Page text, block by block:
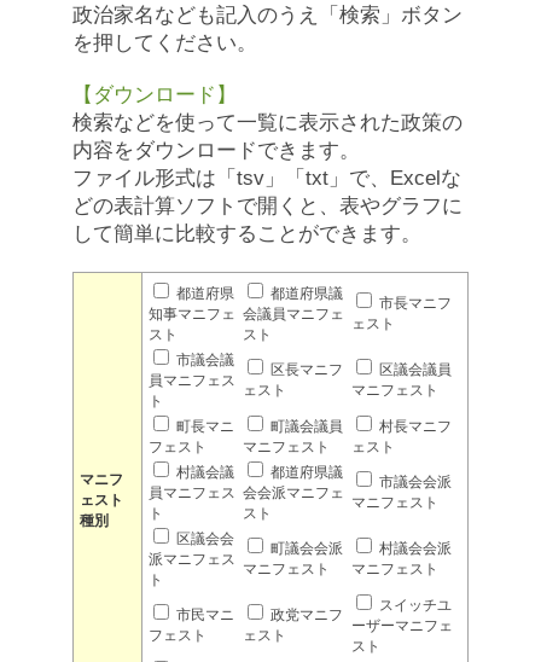
政治家名なども記入のうえ「検索」ボタン
を押してください。
【ダウンロード】
検索などを使って一覧に表示された政策の
内容をダウンロードできます。
ファイル形式は「tsv」「txt」で、Excelな
どの表計算ソフトで開くと、表やグラフに
して簡単に比較することができます。
マニフ
ェスト
種別
都道府県
知事マニフェ
スト
都道府県議
会議員マニフェ
スト
市長マニフ
ェスト
市議会議
員マニフェス
ト
区長マニフ
ェスト
区議会議員
マニフェスト
町長マニ
フェスト
町議会議員
マニフェスト
村長マニフ
ェスト
村議会議
員マニフェス
ト
都道府県議
会会派マニフェ
スト
市議会会派
マニフェスト
区議会会
派マニフェス
ト
町議会会派
マニフェスト
村議会会派
マニフェスト
市民マニ
フェスト
政党マニフ
ェスト
スイッチユ
ーザーマニフェ
スト